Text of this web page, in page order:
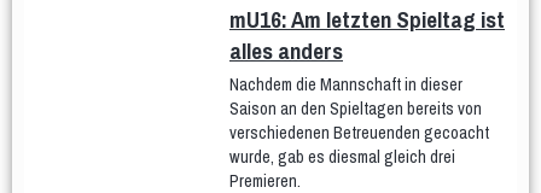
Frauengymanstik Gr. 14
Männergruppe
Er & Sie
Fit after work Fit Mix Fitness-Mix
Hocker-Gymnastik Wasser-Gymnastik
mU16: Am letzten Spieltag ist
alles anders
Nachdem die Mannschaft in dieser
Saison an den Spieltagen bereits von
verschiedenen Betreuenden gecoacht
wurde, gab es diesmal gleich drei
Premieren.